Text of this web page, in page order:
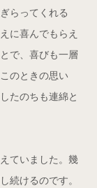
らってくれる
に喜んでもらえ
で、喜びも一層
のときの思い
たのちも連綿と
ていました。幾
続けるのです。